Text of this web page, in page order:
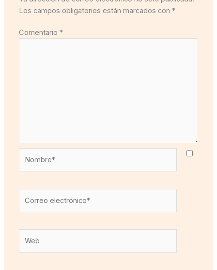
Los campos obligatorios están marcados con*
Comentario*
electrónico*